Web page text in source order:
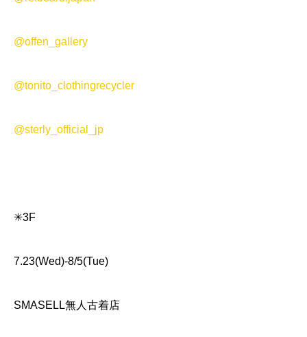
@offen_gallery
@tonito_clothingrecycler
@sterly_official_jp
✳︎3F
7.23(Wed)-8/5(Tue)
SMASELL無人古着店